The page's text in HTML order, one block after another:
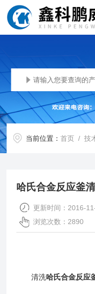
当前位置：首页 /技
哈氏合金反应釜
更新时间：2016-
浏览次数：2890
清洗哈氏合金反应